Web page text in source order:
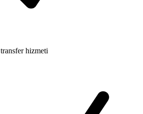
transfer hizmeti